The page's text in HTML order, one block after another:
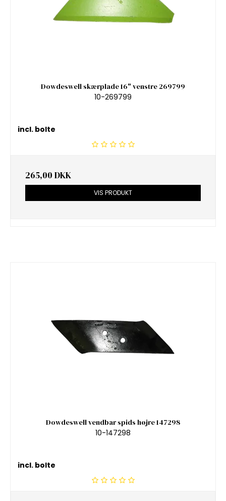
Dowdeswell skærplade 16" venstre 269799
10-269799
incl. bolte
265,00 DKK
VIS PRODUKT
Dowdeswell vendbar spids højre 147298
10-147298
incl. bolte